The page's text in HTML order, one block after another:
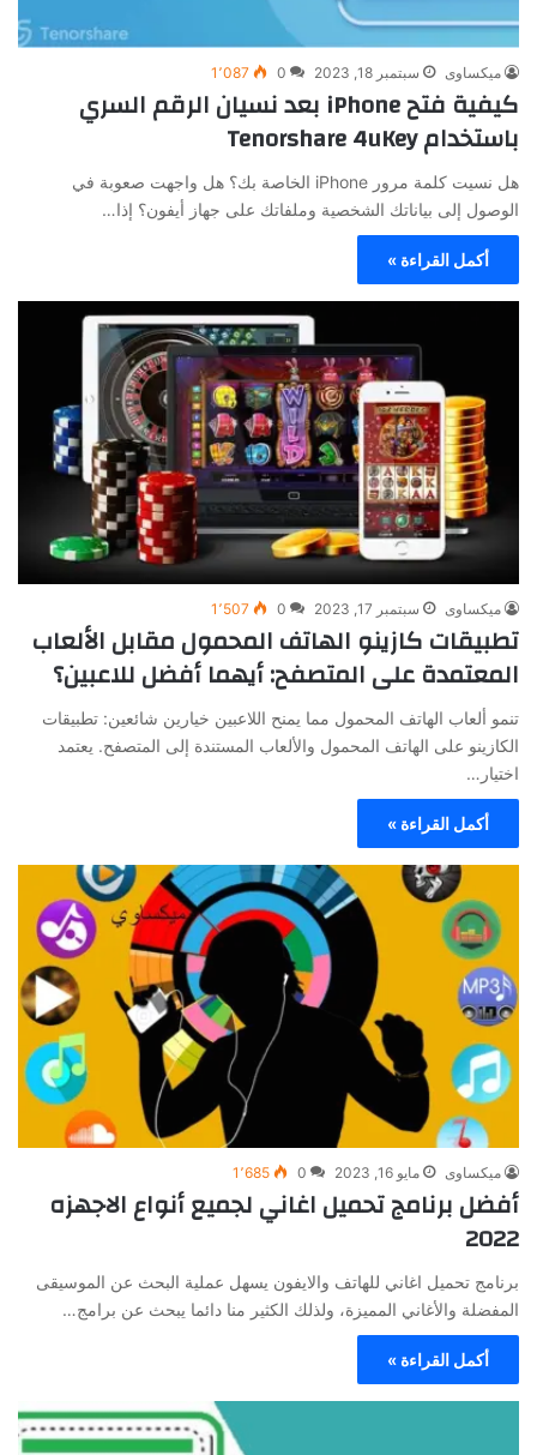
ميكساوى سبتمبر 18, 2023 0 1٬087
كيفية فتح iPhone بعد نسيان الرقم السري
باستخدام Tenorshare 4uKey
هل نسيت كلمة مرور iPhone الخاصة بك؟ هل واجهت صعوبة في
الوصول إلى بياناتك الشخصية وملفاتك على جهاز أيفون؟ إذا…
أكمل القراءة »
ميكساوى سبتمبر 17, 2023 0 1٬507
تطبيقات كازينو الهاتف المحمول مقابل الألعاب
المعتمدة على المتصفح: أيهما أفضل للاعبين؟
تنمو ألعاب الهاتف المحمول مما يمنح اللاعبين خيارين شائعين: تطبيقات
الكازينو على الهاتف المحمول والألعاب المستندة إلى المتصفح. يعتمد
اختيار…
أكمل القراءة »
ميكساوى مايو 16, 2023 0 1٬685
أفضل برنامج تحميل اغاني لجميع أنواع الاجهزه
2022
برنامج تحميل اغاني للهاتف والايفون يسهل عملية البحث عن الموسيقى
المفضلة والأغاني المميزة، ولذلك الكثير منا دائما يبحث عن برامج…
أكمل القراءة »